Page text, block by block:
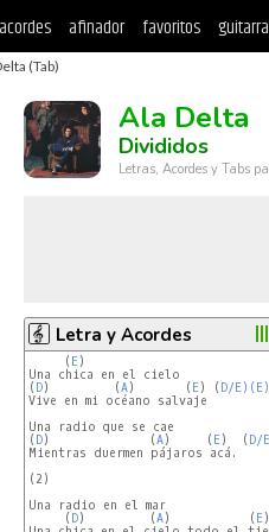
acordes afinador favoritos guitarra
(Tab)
Ala Delta
Divididos
Letras, Acordes y Tabs
Letra y Acordes
     (
E)
Una chica en el cielo
( D)         (A)       ( E) ( D/E)(E)
Vive en mi océano salvaje
Una radio que se cae
( D)              (A)     ( E)  ( D/
Mientras duermen pájaros acá.
(2)
Una radio en el mar
     (
D)         (A)           ( E